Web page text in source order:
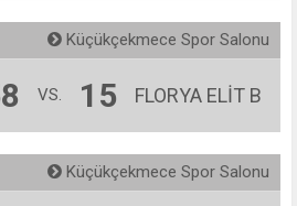
Küçükçekmece Spor Salonu
VS. 15 FLORYA ELİT B
Küçükçekmece Spor Salonu